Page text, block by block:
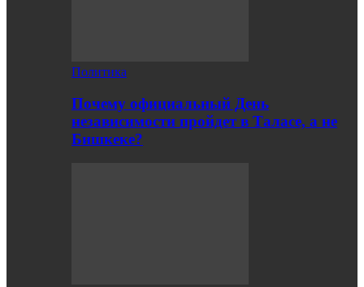
Политика
Почему официальный День
независимости пройдет в Таласе, а не
Бишкеке?